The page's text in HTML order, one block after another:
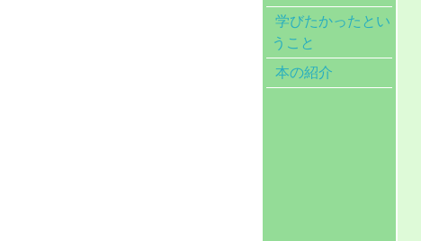
学びたかったとい
うこと
本の紹介